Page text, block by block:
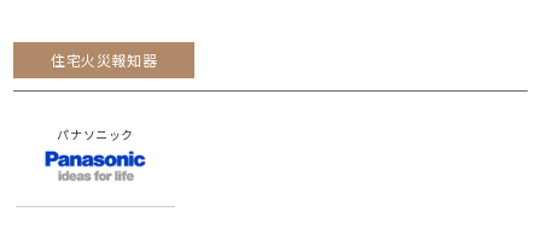
住宅火災報知器
パナソニック